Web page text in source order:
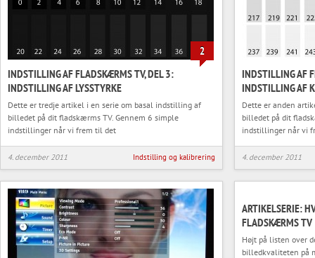
2
INDSTILLING AF FLADSKÆRMS TV, DEL 3:
INDSTILLING AF LYSSTYRKE
Dette er tredje artikel i en serie om basal indstilling af
billedet på dit fladskærms TV. Gennem 6 simple
indstillinger når vi frem til det
4. december 2011 Indstilling og kalibrering
INDSTILLING AF
INDSTILLING AF
Dette er anden
billedet på dit
indstillinger når vi
4. december 2011
ARTIKELSERIE:
FLADSKÆRMS TV
Højt på listen over
billedkvaliteten på